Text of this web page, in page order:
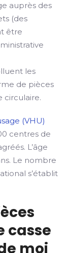
auprès des
(des
être
les
de pièces
circulaire.
(VHU)
centres de
L’âge
Le nombre
s’établit
casse
moi